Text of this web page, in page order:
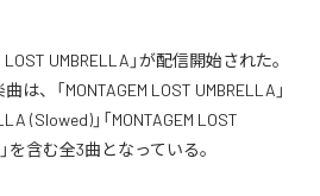
LOST UMBRELLA」が配信開始された。
、「MONTAGEM LOST UMBRELLA」
(Slowed)」「MONTAGEM LOST
を含む全3曲となっている。